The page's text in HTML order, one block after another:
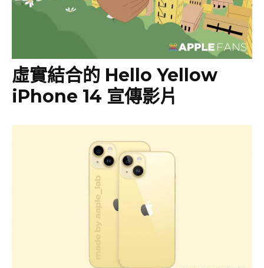
虛實結合的 Hello Yellow
iPhone 14 宣傳影片